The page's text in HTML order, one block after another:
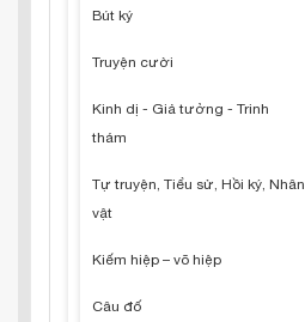
Bút ký
Truyện cười
Kinh dị - Giả tưởng - Trinh
thám
Tự truyện, Tiểu sử, Hồi ký, Nhân
vật
Kiếm hiệp – võ hiệp
Câu đố